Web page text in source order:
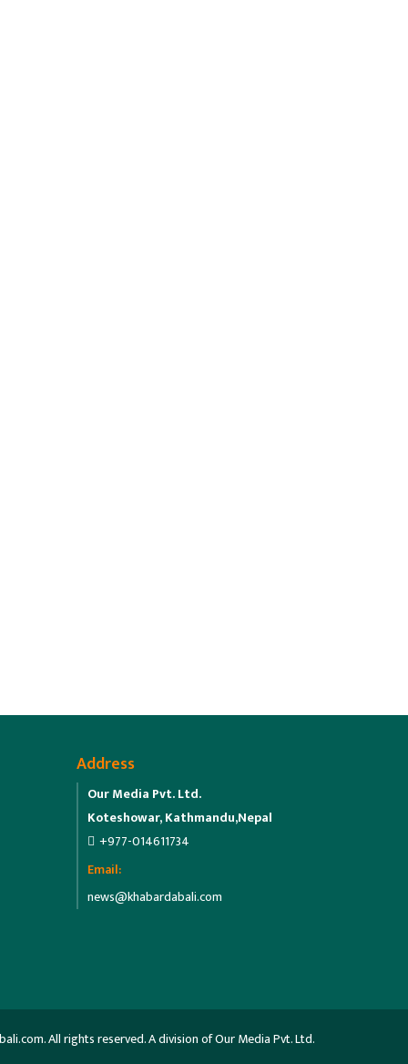
Address
Our Media Pvt. Ltd.
Koteshowar, Kathmandu,Nepal
+977-014611734
Email:
news@khabardabali.com
All rights reserved. A division of Our Media Pvt. Ltd.